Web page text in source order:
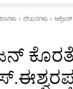
ಲೇಖನಗಳು